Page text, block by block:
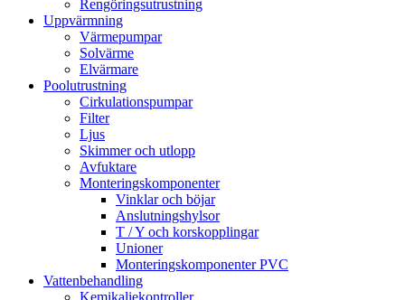
Rengöringsutrustning
Uppvärmning
Värmepumpar
Solvärme
Elvärmare
Poolutrustning
Cirkulationspumpar
Filter
Ljus
Skimmer och utlopp
Avfuktare
Monteringskomponenter
Vinklar och böjar
Anslutningshylsor
T / Y och korskopplingar
Unioner
Monteringskomponenter PVC
Vattenbehandling